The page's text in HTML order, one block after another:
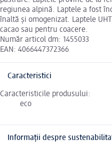
regiunea alpină. Laptele a fost
înaltă și omogenizat. Laptele
cacao sau pentru coacere.
Număr articol dm: 1455033
EAN: 4066447372366
Caracteristici
Caracteristicile produsului:
eco
Informații despre